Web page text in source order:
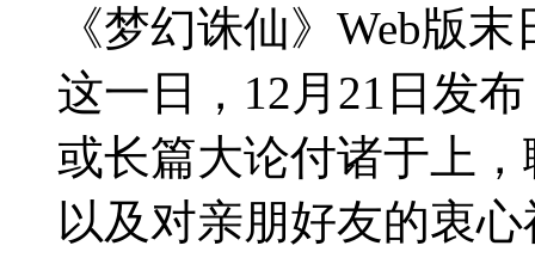
《梦幻诛仙》Web版
这一日，12月21日发
或长篇大论付诸于上
以及对亲朋好友的衷